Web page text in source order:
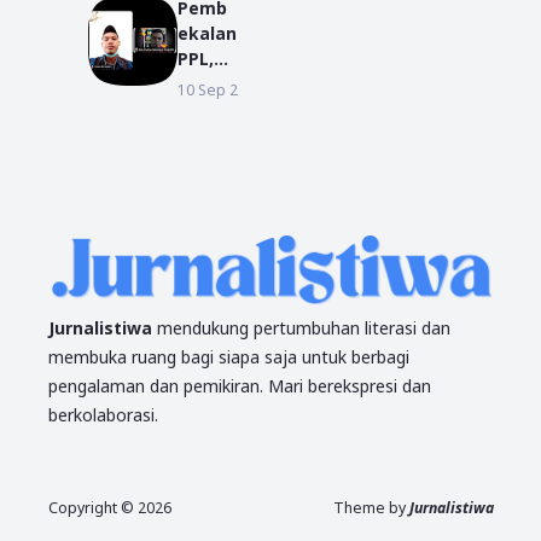
Sebag
ai
Bakal
Calon
Pemb
ekalan
PPL,
Dekan
n
Akhla
BERITA
10 Sep 2021
Jurnalistiwa mendukung pertumbuhan literasi dan
membuka ruang bagi siapa saja untuk berbagi
pengalaman dan pemikiran. Mari berekspresi dan
berkolaborasi.
Copyright © 2026 Theme byJurnalistiwa